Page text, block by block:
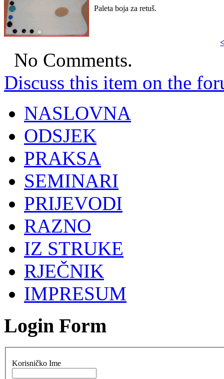
Paleta boja za retuš.
No Comments.
Discuss this item on the
NASLOVNA
ODSJEK
PRAKSA
SEMINARI
PRIJEVODI
RAZNO
IZ STRUKE
RJEČNIK
IMPRESUM
Login Form
Korisničko Ime